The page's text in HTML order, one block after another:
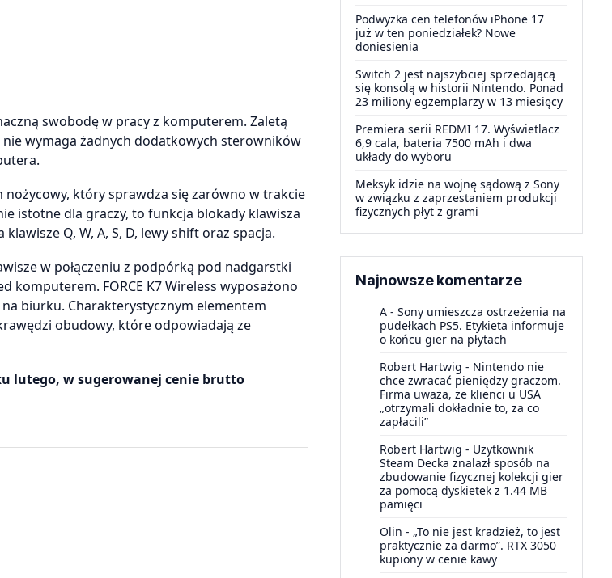
swobodę w pracy z komputerem. Zaletą
wymaga żadnych dodatkowych sterowników
nożycowy, który sprawdza się zarówno w trakcie
istotne dla graczy, to funkcja blokady klawisza
Q, W, A, S, D, lewy shift oraz spacja.
w połączeniu z podpórką pod nadgarstki
FORCE K7 Wireless wyposażono
biurku. Charakterystycznym elementem
obudowy, które odpowiadają ze
lutego, w sugerowanej cenie brutto
Podwyżka cen telefonów iPhone 17
już w ten poniedziałek? Nowe
doniesienia
Switch 2 jest najszybciej sprzedającą
się konsolą w historii Nintendo. Ponad
23 miliony egzemplarzy w 13 miesięcy
Premiera serii REDMI 17. Wyświetlacz
6,9 cala, bateria 7500 mAh i dwa
układy do wyboru
Meksyk idzie na wojnę sądową z Sony
w związku z zaprzestaniem produkcji
fizycznych płyt z grami
Najnowsze komentarze
A - Sony umieszcza ostrzeżenia na
pudełkach PS5. Etykieta informuje
o końcu gier na płytach
Robert Hartwig - Nintendo nie
chce zwracać pieniędzy graczom.
Firma uważa, że klienci u USA
„otrzymali dokładnie to, za co
zapłacili”
Robert Hartwig - Użytkownik
Steam Decka znalazł sposób na
zbudowanie fizycznej kolekcji gier
za pomocą dyskietek z 1.44 MB
pamięci
Olin - „To nie jest kradzież, to jest
praktycznie za darmo”. RTX 3050
kupiony w cenie kawy